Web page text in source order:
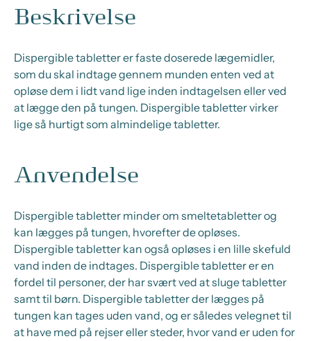
Beskrivelse
Dispergible tabletter er faste doserede lægemidler,
som du skal indtage gennem munden enten ved at
opløse dem i lidt vand lige inden indtagelsen eller ved
at lægge den på tungen. Dispergible tabletter virker
lige så hurtigt som almindelige tabletter.
Anvendelse
Dispergible tabletter minder om smeltetabletter og
kan lægges på tungen, hvorefter de opløses.
Dispergible tabletter kan også opløses i en lille skefuld
vand inden de indtages. Dispergible tabletter er en
fordel til personer, der har svært ved at sluge tabletter
samt til børn. Dispergible tabletter der lægges på
tungen kan tages uden vand, og er således velegnet til
at have med på rejser eller steder, hvor vand er uden for